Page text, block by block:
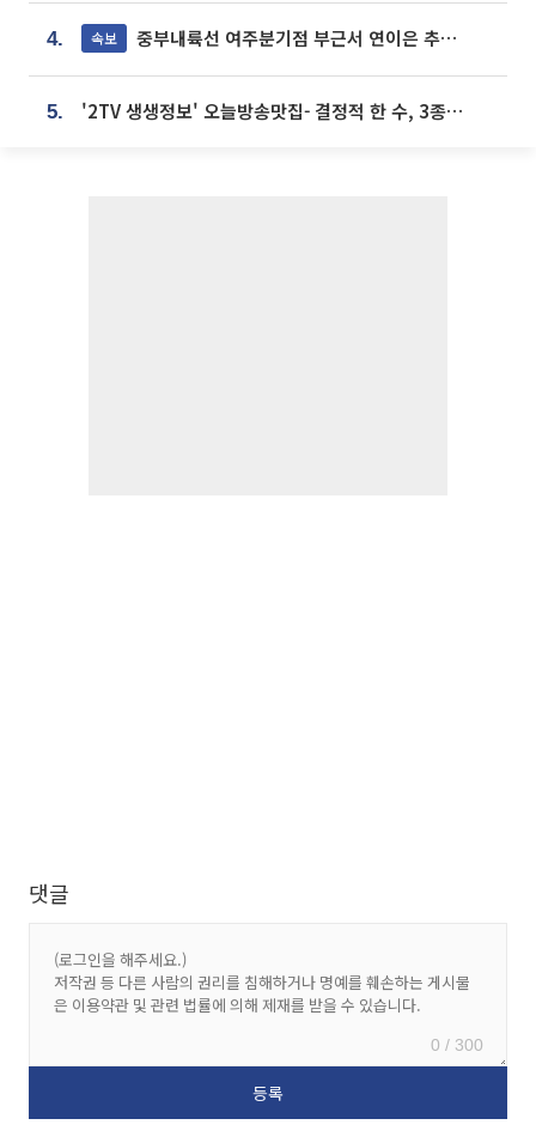
4. 속보 중부내륙선 여주분기점 부근서 연이은 추돌사고 발생
5. '2TV 생생정보' 오늘방송맛집- 결정적 한 수, 3종 메밀면! 메밀 소바 맛집 '의○○○○'
댓글
0 / 300